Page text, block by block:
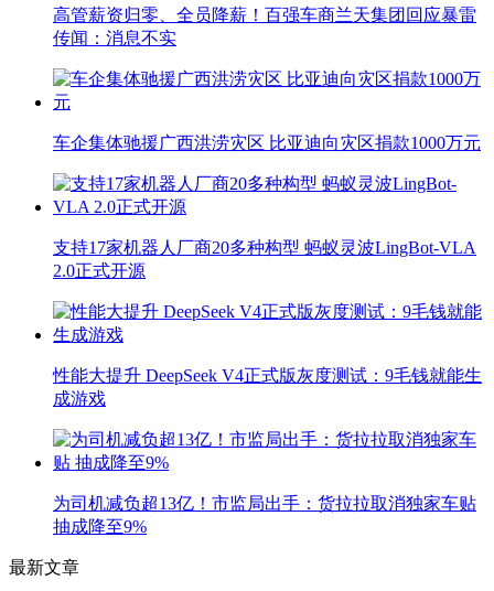
高管薪资归零、全员降薪！百强车商兰天集团回应暴雷
传闻：消息不实
车企集体驰援广西洪涝灾区 比亚迪向灾区捐款1000万元
支持17家机器人厂商20多种构型 蚂蚁灵波LingBot-VLA
2.0正式开源
性能大提升 DeepSeek V4正式版灰度测试：9毛钱就能生
成游戏
为司机减负超13亿！市监局出手：货拉拉取消独家车贴
抽成降至9%
最新文章